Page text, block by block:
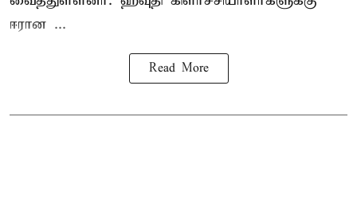
ஈரான ...
Read More